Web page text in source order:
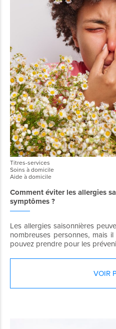
Titres-services
Soins à domicile
Aide à domicile
Comment éviter les allergies
symptômes ?
Les allergies saisonnières
nombreuses personnes, mais
pouvez prendre pour les
VOIR